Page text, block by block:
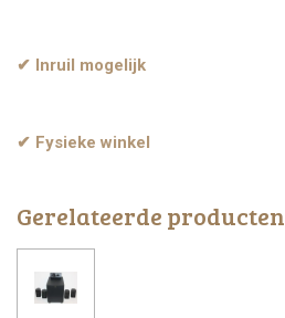
✔ Inruil mogelijk
✔ Fysieke winkel
Gerelateerde producten